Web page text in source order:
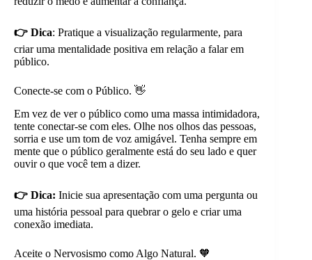
👉 Dica: Pratique a visualização regularmente, para
criar uma mentalidade positiva em relação a falar em
público.
Conecte-se com o Público. 👋
Em vez de ver o público como uma massa intimidadora,
tente conectar-se com eles. Olhe nos olhos das pessoas,
sorria e use um tom de voz amigável. Tenha sempre em
mente que o público geralmente está do seu lado e quer
ouvir o que você tem a dizer.
👉 Dica: Inicie sua apresentação com uma pergunta ou
uma história pessoal para quebrar o gelo e criar uma
conexão imediata.
Aceite o Nervosismo como Algo Natural. 🧡